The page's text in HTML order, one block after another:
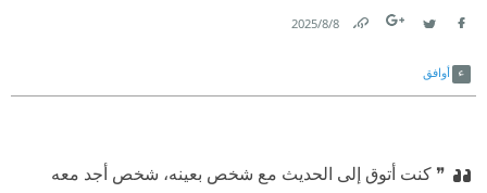
8‏/8‏/2025
أوافق
❞ كنت أتوق إلى الحديث مع شخص بعينه، شخص أجد معه